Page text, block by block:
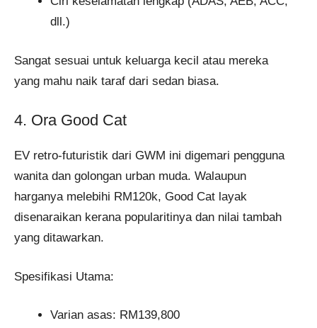
dll.)
Sangat sesuai untuk keluarga kecil atau mereka
yang mahu naik taraf dari sedan biasa.
4. Ora Good Cat
EV retro-futuristik dari GWM ini digemari pengguna
wanita dan golongan urban muda. Walaupun
harganya melebihi RM120k, Good Cat layak
disenaraikan kerana popularitinya dan nilai tambah
yang ditawarkan.
Spesifikasi Utama:
Varian asas: RM139,800